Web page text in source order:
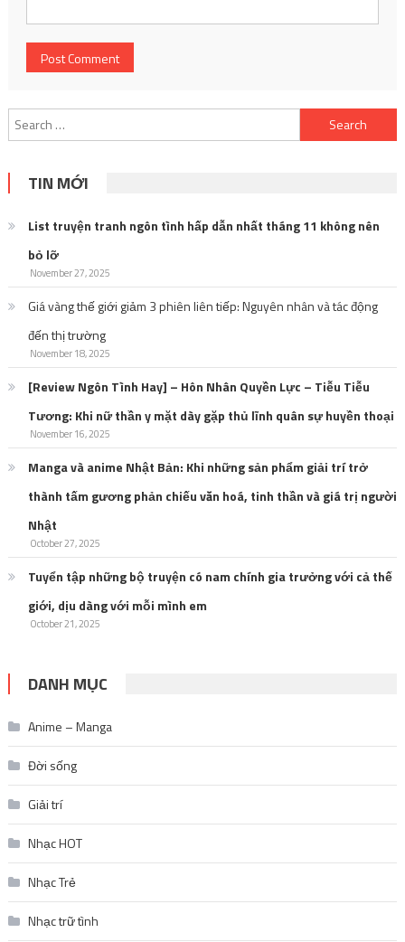
Search
for:
TIN MỚI
List truyện tranh ngôn tình hấp dẫn nhất tháng 11 không nên
bỏ lỡ
November 27, 2025
Giá vàng thế giới giảm 3 phiên liên tiếp: Nguyên nhân và tác động
đến thị trường
November 18, 2025
[Review Ngôn Tình Hay] – Hôn Nhân Quyền Lực – Tiễu Tiễu
Tương: Khi nữ thần y mặt dày gặp thủ lĩnh quân sự huyền thoại
November 16, 2025
Manga và anime Nhật Bản: Khi những sản phẩm giải trí trở
thành tấm gương phản chiếu văn hoá, tinh thần và giá trị người
Nhật
October 27, 2025
Tuyển tập những bộ truyện có nam chính gia trưởng với cả thế
giới, dịu dàng với mỗi mình em
October 21, 2025
DANH MỤC
Anime – Manga
Đời sống
Giải trí
Nhạc HOT
Nhạc Trẻ
Nhạc trữ tình